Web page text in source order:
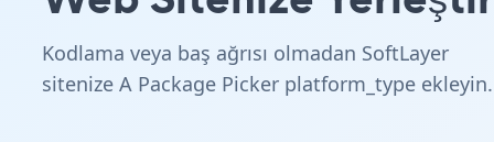
Kodlama veya baş ağrısı olmadan SoftLayer
sitenize A Package Picker platform_type ekleyin.